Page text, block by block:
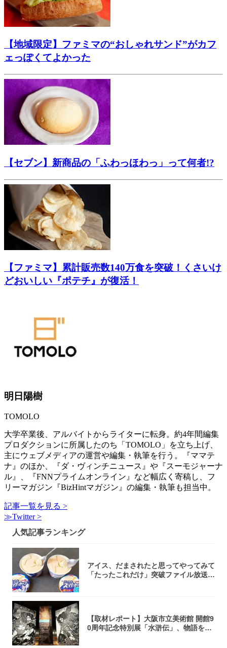
【地域限定】ファミマの“おしゃれサンド”がカフ
ェっぽくてよかった
【セブン】新商品の「ふわっほわっ」って何者!?
【ファミマ】累計販売数140万食を突破！くさいけ
どおいしい『ポテチ』が復活！
明日陽樹
TOMOLO
大学卒業後、アルバイトからライターに転身。約4年間編集
プロダクションに所属したのち「TOMOLO」を立ち上げ、
主にウェブメディアの運営や編集・執筆を行う。『ママテ
ナ』のほか、『ダ・ヴィンチニュース』や『スーモジャーナ
ル』、『FNNプライムオンライン』など幅広く寄稿し、フ
リーマガジン『BizHintマガジン』の編集・執筆も担当中。
記事一覧を見る >
≫Twitter >
人気記事ランキング
アイス、だまされたと思ってやってみて
「たったこれだけ」突破ファイル放送で
【取材レポート】大阪市立美術館 開館9
0周年記念特別展「水滸伝」、物語を知